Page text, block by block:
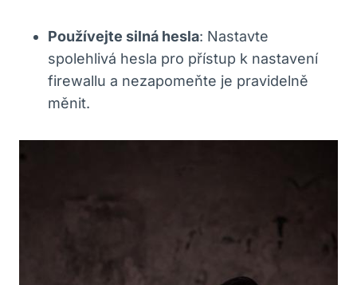
Používejte silná hesla: Nastavte
spolehlivá hesla pro přístup k nastavení
firewallu a nezapomeňte je pravidelně
měnit.